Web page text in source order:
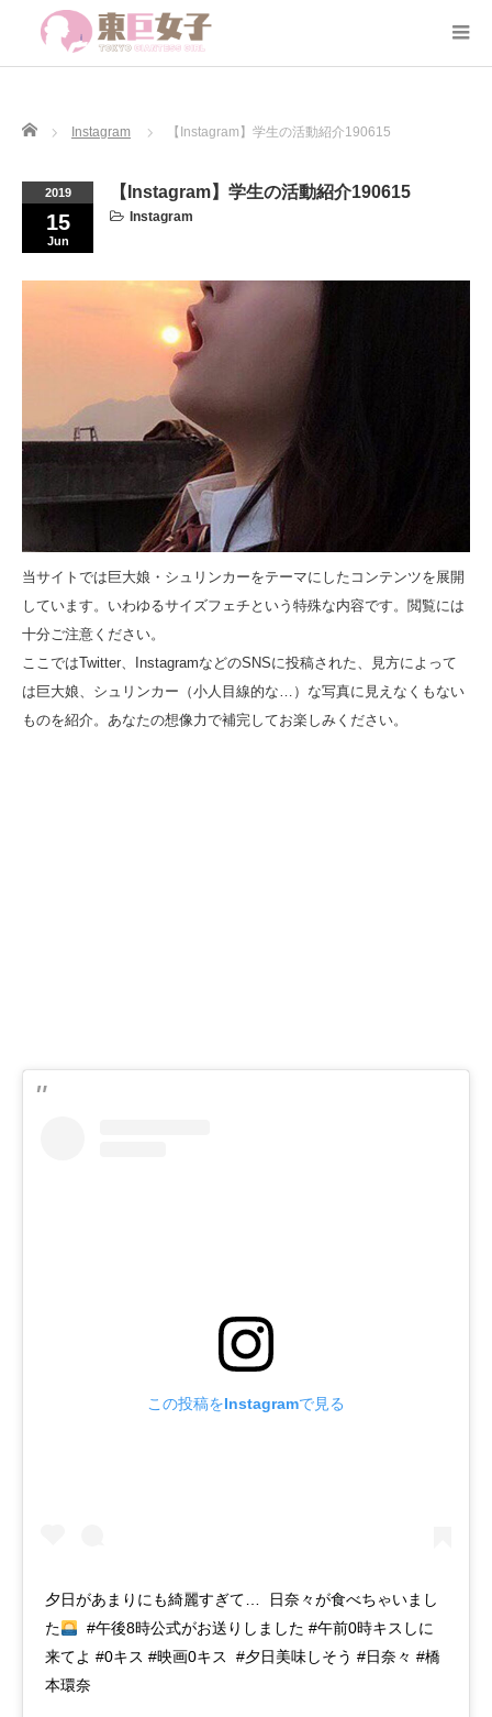
Home Instagram 【Instagram】学生の活動紹介190615
2019
15
Jun
【Instagram】学生の活動紹介190615
Instagram
当サイトでは巨大娘・シュリンカーをテーマにしたコンテンツを展開
しています。いわゆるサイズフェチという特殊な内容です。閲覧には
十分ご注意ください。
ここではTwitter、InstagramなどのSNSに投稿された、見方によって
は巨大娘、シュリンカー（小人目線的な…）な写真に見えなくもない
ものを紹介。あなたの想像力で補完してお楽しみください。
この投稿をInstagramで見る
夕日があまりにも綺麗すぎて… 日奈々が食べちゃいまし
た
#午後8時公式がお送りしました ‪#午前0時キスしに
来てよ‬ ‪#0キス‬ #映画0キス #夕日美味しそう #日奈々 #橋
本環奈